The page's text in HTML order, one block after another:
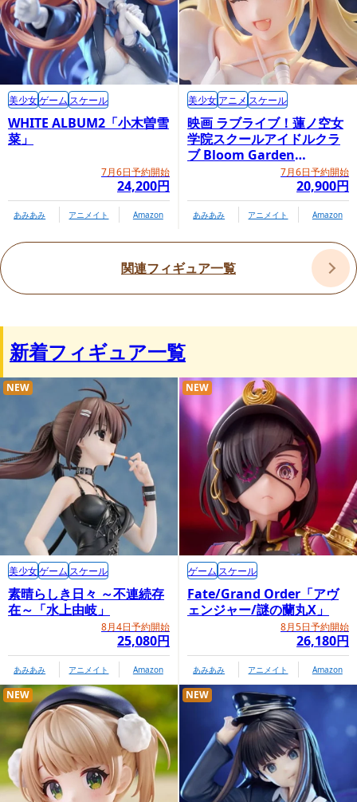
WHITE ALBUM2「小木曽雪
菜」
7月6日予約開始
24,200円
美少女ゲーム スケール
あみあみ アニメイト Amazon
映画 ラブライブ！蓮ノ空女
学院スクールアイドルクラ
ブ Bloom Garden
Party「大沢瑠璃乃」7月6日予約開始
20,900円
美少女アニメ スケール
あみあみ アニメイト Amazon
関連フィギュア一覧
新着フィギュア一覧
素晴らしき日々 ～不連続存
在～「水上由岐」
8月4日予約開始
25,080円
NEW
美少女ゲーム スケール
あみあみ アニメイト Amazon
Fate/Grand Order「アヴ
ェンジャー/謎の蘭丸X」
8月5日予約開始
26,180円
NEW
ゲーム スケール
あみあみ アニメイト Amazon
NEW NEW